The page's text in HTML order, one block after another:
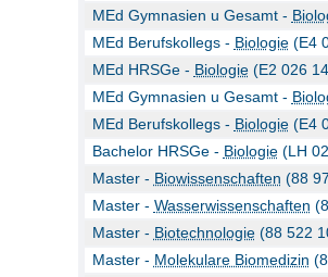
MEd Gymnasien u Gesamt -
MEd Berufskollegs - Biologie(E4
MEd HRSGe - Biologie(E2 026
MEd Gymnasien u Gesamt -
MEd Berufskollegs - Biologie(E4
Bachelor HRSGe - Biologie(LH
Master - Biowissenschaften (88
Master - Wasserwissenschaften
Master - Biotechnologie(88 522
Master - Molekulare Biomedizin